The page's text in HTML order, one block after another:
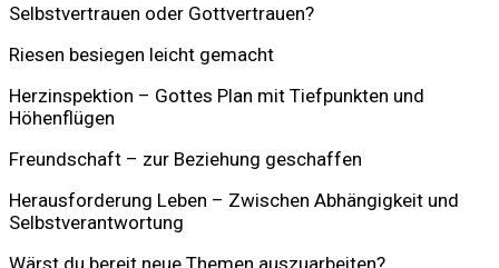
Selbstvertrauen oder Gottvertrauen?
Riesen besiegen leicht gemacht
Herzinspektion – Gottes Plan mit Tiefpunkten und
Höhenflügen
Freundschaft – zur Beziehung geschaffen
Herausforderung Leben – Zwischen Abhängigkeit und
Selbstverantwortung
Wärst du bereit neue Themen auszuarbeiten?